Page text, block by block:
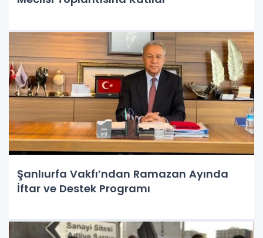
Şanlıurfa Vakfı’ndan Ramazan Ayında
İftar ve Destek Programı